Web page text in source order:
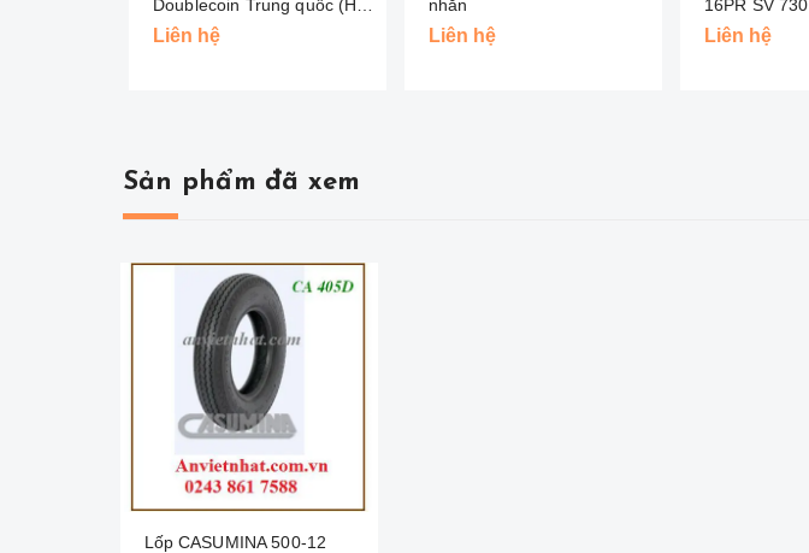
Doublecoin Trung quốc (Hai
Đồng Tiền )
Liên hệ
nhẵn
Liên hệ
16PR SV 730
Liên hệ
Sản phẩm đã xem
Lốp CASUMINA 500-12